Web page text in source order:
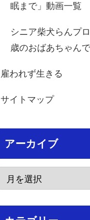
眠まで」動画一覧
シニア柴犬らんプ
歳のおばあちゃん
雇われず生きる
サイトマップ
アーカイブ